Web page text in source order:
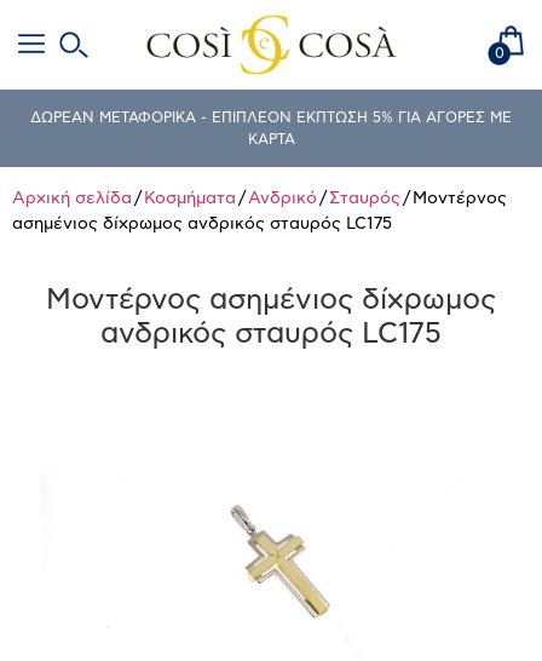
0
ΔΩΡΕΑΝ ΜΕΤΑΦΟΡΙΚΑ - ΕΠΙΠΛΕΟΝ ΕΚΠΤΩΣΗ 5% ΓΙΑ ΑΓΟΡΕΣ ΜΕ
ΚΑΡΤΑ
Αρχική σελίδα / Κοσμήματα /Ανδρικό /Σταυρός / Μοντέρνος
ασημένιος δίχρωμος ανδρικός σταυρός LC175
Μοντέρνος ασημένιος δίχρωμος
ανδρικός σταυρός LC175